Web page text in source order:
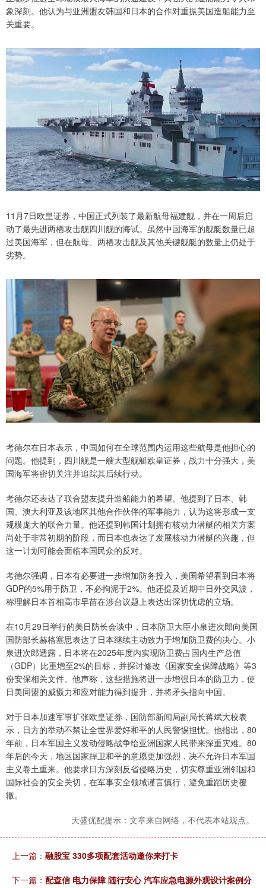
象深刻。他认为与亚洲盟友韩国和日本的合作对重振美国造船能力至
关重要。
11月7日欧皇证券，中国正式列装了最新航母福建舰，并在一周后启
动了最先进两栖攻击舰四川舰的海试。虽然中国海军的舰艇数量已超
过美国海军，但在航母、两栖攻击舰及其他关键舰艇的数量上仍处于
劣势。
考德尔在日本表示，中国如何在全球范围内运用这些航母是他担心的
问题。他提到，四川舰是一艘大型舰艇欧皇证券，战力十分强大，美
国海军将密切关注并追踪其后续行动。
考德尔还表达了联合盟友提升造船能力的希望。他提到了日本、韩
国、澳大利亚及该地区其他合作伙伴的军事能力，认为这将形成一支
规模庞大的联合力量。他还提到韩国计划拥有核动力潜艇的相关方案
尚处于非常初期的阶段，而日本也表达了发展核动力潜艇的兴趣，但
这一计划可能会面临本国民众的反对。
考德尔强调，日本有必要进一步增加防务投入，美国希望看到日本将
GDP的5%用于防卫，不必拘泥于2%。他还提及近期中日外交风波，
称理解日本首相高市早苗在涉台议题上表达出深切忧虑的立场。
在10月29日举行的美日防长会谈中，日本防卫大臣小泉进次郎向美国
国防部长赫格塞思表达了日本继续主动致力于增加防卫费的决心。小
泉进次郎透露，日本将在2025年度内实现防卫费占国内生产总值
（GDP）比重增至2%的目标，并探讨修改《国家安全保障战略》等3
份安保相关文件。他声称，这些措施将进一步增强日本的防卫力，使
日美同盟的威慑力和应对能力得到提升，并将矛头指向中国。
对于日本加速军事扩张欧皇证券，国防部新闻局副局长蒋斌大校表
示，日方的举动不禁让全世界爱好和平的人民警惕担忧。他指出，80
年前，日本军国主义发动侵略战争给亚洲国家人民带来深重灾难。80
年后的今天，地区国家捍卫和平的意愿更加强烈，决不允许日本军国
主义卷土重来。他要求日方深刻反省侵略历史，切实尊重亚洲邻国和
国际社会的安全关切，在军事安全领域谨言慎行，避免重蹈历史覆
辙。
天盛优配提示：文章来自网络，不代表本站观点。
上一篇： 融股宝 330多项配套活动邀你来打卡
下一篇： 配查信 电力保障 随行安心 汽车应急电源外观设计案例分